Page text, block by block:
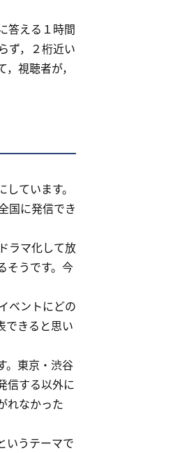
答える１時間
ず，２桁近い
視聴者が，
ています。
国に発信でき
ラマ化して放
そうです。今
ベントにどの
できると思い
。東京・渋谷
信する以外に
れなかった
いうテーマで